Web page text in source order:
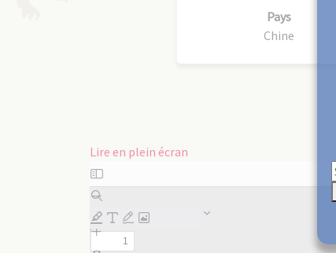
Pays
Chine
Lire en plein écran
Aller
au
contenu
PDF